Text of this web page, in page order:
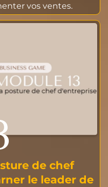
vos ventes.
de chef
le leader de